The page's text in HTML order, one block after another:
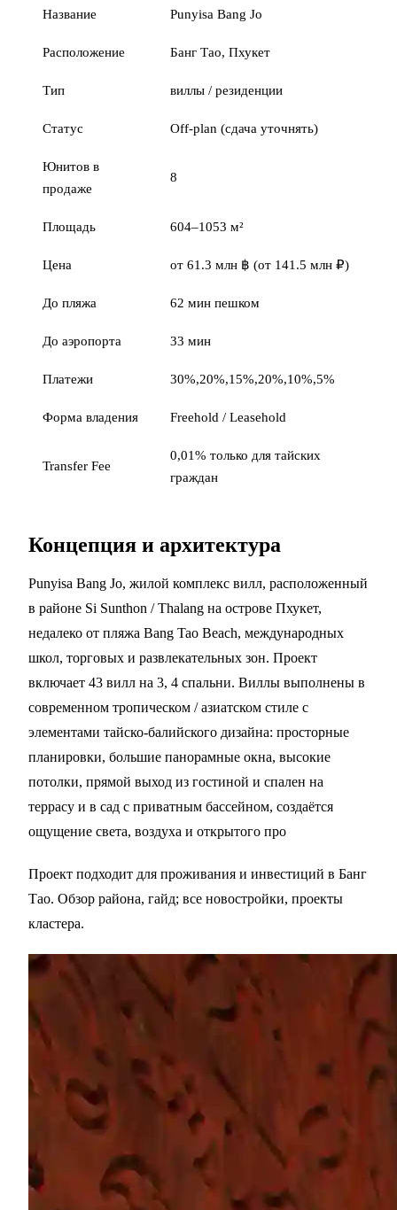
Название Punyisa Bang Jo
Расположение Банг Тао, Пхукет
Тип виллы / резиденции
Статус Off-plan (сдача уточнять)
Юнитов в
продаже
8
Площадь 604–1053 м²
Цена от 61.3 млн ฿ (от 141.5 млн ₽)
До пляжа 62 мин пешком
До аэропорта 33 мин
Платежи 30%,20%,15%,20%,10%,5%
Форма владения Freehold / Leasehold
Transfer Fee
0,01% только для тайских
граждан
Концепция и архитектура
Punyisa Bang Jo, жилой комплекс вилл, расположенный
в районе Si Sunthon / Thalang на острове Пхукет,
недалеко от пляжа Bang Tao Beach, международных
школ, торговых и развлекательных зон. Проект
включает 43 вилл на 3, 4 спальни. Виллы выполнены в
современном тропическом / азиатском стиле с
элементами тайско‑балийского дизайна: просторные
планировки, большие панорамные окна, высокие
потолки, прямой выход из гостиной и спален на
террасу и в сад с приватным бассейном, создаётся
ощущение света, воздуха и открытого про
Проект подходит для проживания и инвестиций в Банг
Тао. Обзор района, гайд; все новостройки, проекты
кластера.